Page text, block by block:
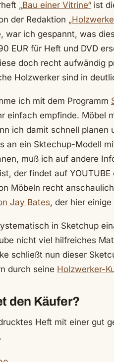
„Bau einer Vitrine“ ist
der Redaktion
war ich gespannt, was
EUR für Heft und DVD
doch recht aufwändig
Holzwerker sind in
ich mit dem Programm
einfach empfinde. Möbel
ich damit schnell planen
an ein Sktechup-Modell
muß ich auf andere
der findet auf
Möbeln recht
Jay Bates, der hier
in Sketchup
nicht viel hilfreiches
schließt nun dieser
durch seine Holzwerker-
den Käufer?
Heft mit einer gut